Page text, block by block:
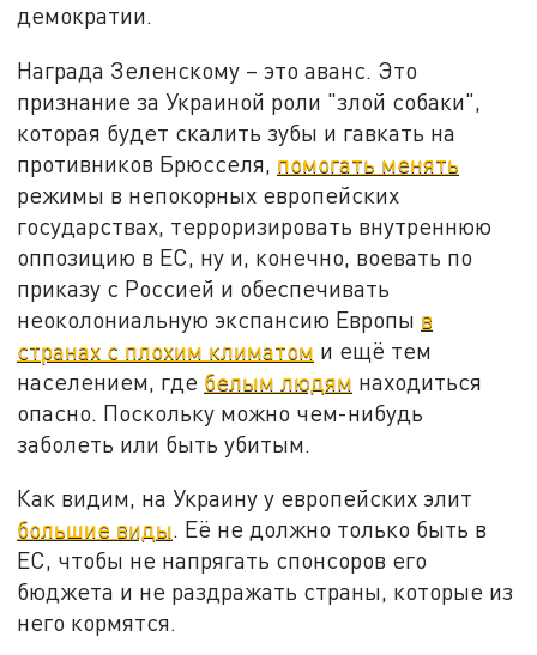
демократии.
Награда Зеленскому – это аванс. Это
признание за Украиной роли "злой собаки",
которая будет скалить зубы и гавкать на
противников Брюсселя, помогать менять
режимы в непокорных европейских
государствах, терроризировать внутреннюю
оппозицию в ЕС, ну и, конечно, воевать по
приказу с Россией и обеспечивать
неоколониальную экспансию Европы в
странах с плохим климатом и ещё тем
населением, где белым людям находиться
опасно. Поскольку можно чем-нибудь
заболеть или быть убитым.
Как видим, на Украину у европейских элит
большие виды. Её не должно только быть в
ЕС, чтобы не напрягать спонсоров его
бюджета и не раздражать страны, которые из
него кормятся.